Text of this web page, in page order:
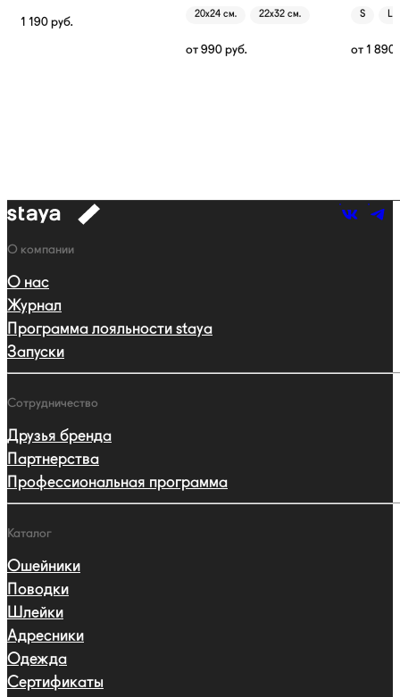
1 190 руб.
20х24 см. 22х32 см.
от 990 руб.
S L
от 1 890
к
Навигация
О компании
О нас
Журнал
Программа лояльности staya
Запуски
Сотрудничество
Друзья бренда
Партнерства
Профессиональная программа
Каталог
Ошейники
Поводки
Шлейки
Адресники
Одежда
Сертификаты